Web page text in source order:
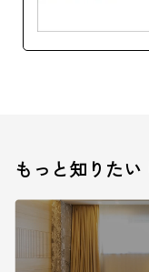
もっと知りた